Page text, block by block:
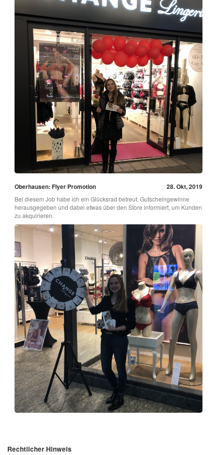
Oberhausen: Flyer Promotion 28. Okt, 2019
Bei diesem Job habe ich ein Glücksrad betreut, Gutscheingewinne
herausgegeben und dabei etwas über den Store informiert, um Kunden
zu akquirieren.
Rechtlicher Hinweis